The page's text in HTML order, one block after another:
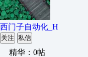
西门子自动化_H
关注 私信
精华：0帖